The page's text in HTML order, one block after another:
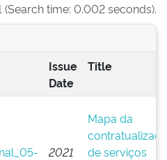
(Search time: 0.002 seconds).
Issue
Date
Title
2021
Mapa da
de serviços